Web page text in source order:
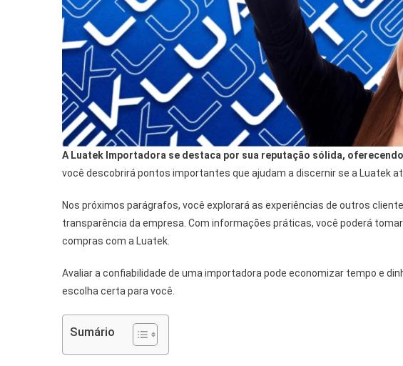
A Luatek Importadora se destaca por sua reputação sólida,
você descobrirá pontos importantes que ajudam a discernir se a Luatek
Nos próximos parágrafos, você explorará as experiências de outros
transparência da empresa. Com informações práticas, você poderá
compras com a Luatek.
Avaliar a confiabilidade de uma importadora pode economizar tempo e
escolha certa para você.
Sumário